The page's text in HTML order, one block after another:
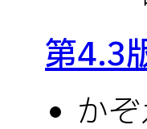
第4.3
か